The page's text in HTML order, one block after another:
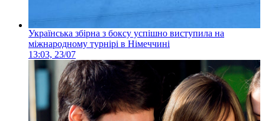
Українська збірна з боксу успішно виступила на
міжнародному турнірі в Німеччині
13:03, 23/07